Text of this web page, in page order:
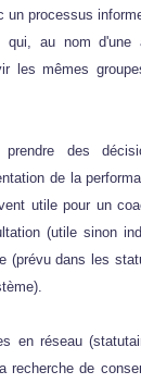
un processus
au nom d'une
les mêmes
des
de la
utile pour un
(utile sinon
(prévu dans les
en réseau
recherche de